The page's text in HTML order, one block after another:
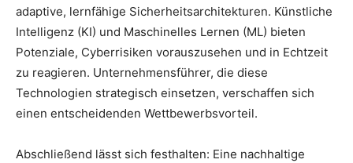
adaptive, lernfähige Sicherheitsarchitekturen. Künstliche
Intelligenz (KI) und Maschinelles Lernen (ML) bieten
Potenziale, Cyberrisiken vorauszusehen und in Echtzeit
zu reagieren. Unternehmensführer, die diese
Technologien strategisch einsetzen, verschaffen sich
einen entscheidenden Wettbewerbsvorteil.
Abschließend lässt sich festhalten: Eine nachhaltige